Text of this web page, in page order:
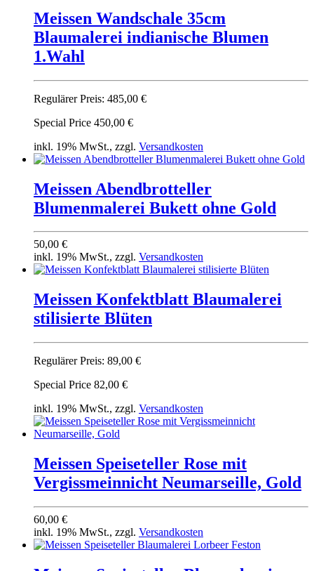
Meissen Wandschale 35cm
Blaumalerei indianische Blumen
1.Wahl
Regulärer Preis: 485,00 €
Special Price 450,00 €
inkl. 19% MwSt., zzgl. Versandkosten
Meissen Abendbrotteller
Blumenmalerei Bukett ohne Gold
50,00 €
inkl. 19% MwSt., zzgl. Versandkosten
Meissen Konfektblatt Blaumalerei
stilisierte Blüten
Regulärer Preis: 89,00 €
Special Price 82,00 €
inkl. 19% MwSt., zzgl. Versandkosten
Meissen Speiseteller Rose mit
Vergissmeinnicht Neumarseille, Gold
60,00 €
inkl. 19% MwSt., zzgl. Versandkosten